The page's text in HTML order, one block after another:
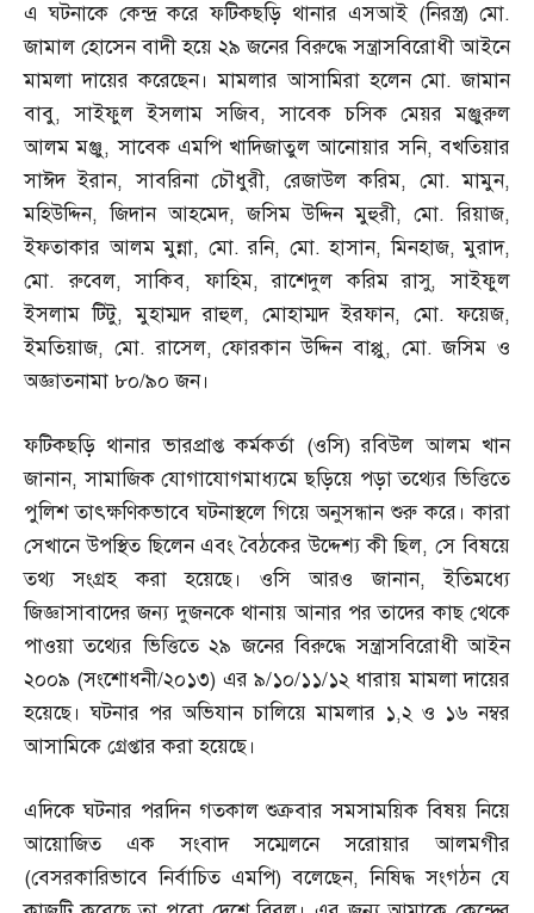
এ ঘটনাকে কেন্দ্র করে ফটিকছড়ি থানার এসআই (নিরস্ত্র) মো.
জামাল হোসেন বাদী হয়ে ২৯ জনের বিরুদ্ধে সন্ত্রাসবিরোধী আইনে
মামলা দায়ের করেছেন। মামলার আসামিরা হলেন মো.জামান
বাবু,সাইফুল ইসলাম সজিব,সাবেক চসিক মেয়র মঞ্জুরুল
আলম মঞ্জু,সাবেক এমপি খাদিজাতুল আনোয়ার সনি,বখতিয়ার
সাঈদ ইরান,সাবরিনা চৌধুরী, রেজাউল করিম, মো.মামুন,
মহিউদ্দিন,জিদান আহমেদ,জসিম উদ্দিন মুহুরী, মো.রিয়াজ,
ইফতাকার আলম মুন্না, মো.রনি, মো.হাসান,মিনহাজ,মুরাদ,
মো.রুবেল,সাকিব,ফাহিম,রাশেদুল করিম রাসু,সাইফুল
ইসলাম টিটু,মুহাম্মদ রাহুল, মোহাম্মদ ইরফান, মো.ফয়েজ,
ইমতিয়াজ, মো.রাসেল,ফোরকান উদ্দিন বাপ্পু, মো.জসিম ও
অজ্ঞাতনামা ৮০/৯০ জন।
ফটিকছড়ি থানার ভারপ্রাপ্ত কর্মকর্তা (ওসি)রবিউল আলম খান
জানান,সামাজিক যোগাযোগমাধ্যমে ছড়িয়ে পড়া তথ্যের ভিত্তিতে
পুলিশ তাৎক্ষণিকভাবে ঘটনাস্থলে গিয়ে অনুসন্ধান শুরু করে। কারা
সেখানে উপস্থিত ছিলেন এবং বৈঠকের উদ্দেশ্য কী ছিল,সে বিষয়ে
তথ্য সংগ্রহ করা হয়েছে। ওসি আরও জানান,ইতিমধ্যে
জিজ্ঞাসাবাদের জন্য দুজনকে থানায় আনার পর তাদের কাছ থেকে
পাওয়া তথ্যের ভিত্তিতে ২৯ জনের বিরুদ্ধে সন্ত্রাসবিরোধী আইন
২০০৯ (সংশোধনী/২০১৩) এর ৯/১০/১১/১২ ধারায় মামলা দায়ের
হয়েছে। ঘটনার পর অভিযান চালিয়ে মামলার ১,২ ও ১৬ নম্বর
আসামিকে গ্রেপ্তার করা হয়েছে।
এদিকে ঘটনার পরদিন গতকাল শুক্রবার সমসাময়িক বিষয় নিয়ে
আয়োজিত এক সংবাদ সম্মেলনে সরোয়ার আলমগীর
(বেসরকারিভাবে নির্বাচিত এমপি)বলেছেন,নিষিদ্ধ সংগঠন যে